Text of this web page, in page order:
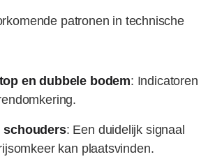
patronen in technische
en dubbele bodem: Indicatoren
schouders: Een duidelijk signaal
kan plaatsvinden.